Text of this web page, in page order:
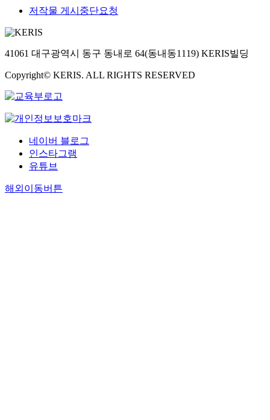
저작물 게시중단요청
41061 대구광역시 동구 동내로 64(동내동1119) KERIS빌딩
Copyright© KERIS. ALL RIGHTS RESERVED
네이버 블로그
인스타그램
유튜브
해외이동버튼